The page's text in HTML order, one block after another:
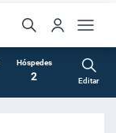
Hóspedes
2 Editar